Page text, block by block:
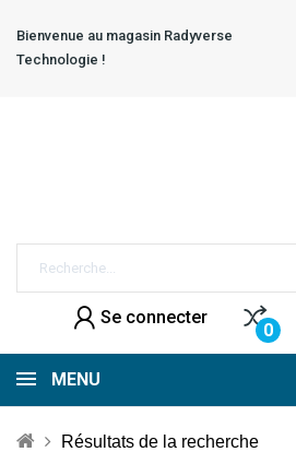
Bienvenue au magasin Radyverse
Technologie !
Se connecter
0
MENU
Résultats de la recherche